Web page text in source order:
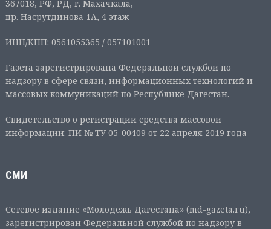
367018, РФ, РД, г. Махачкала,
пр. Насрутдинова 1А, 4 этаж
ИНН/КПП: 0561055365 / 057101001
Газета зарегистрирована Федеральной службой по
надзору в сфере связи, информационных технологий и
массовых коммуникаций по Республике Дагестан.
Свидетельство о регистрации средства массовой
информации: ПИ № ТУ 05-00409 от 22 апреля 2019 года
СМИ
Сетевое издание «Молодежь Дагестана» (md-gazeta.ru),
зарегистрирован Федеральной службой по надзору в